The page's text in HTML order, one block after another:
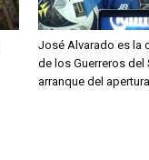
José Alvarado es la
de los Guerreros del
arranque del apertura